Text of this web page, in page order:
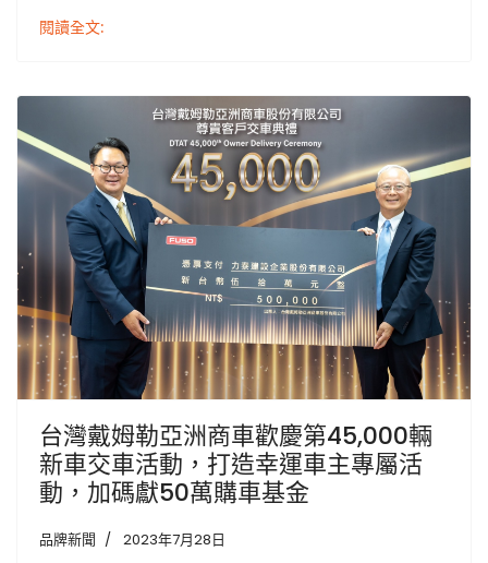
閱讀全文:
台灣戴姆勒亞洲商車歡慶第45,000輛
新車交車活動，打造幸運車主專屬活
動，加碼獻50萬購車基金
品牌新聞 2023年7月28日